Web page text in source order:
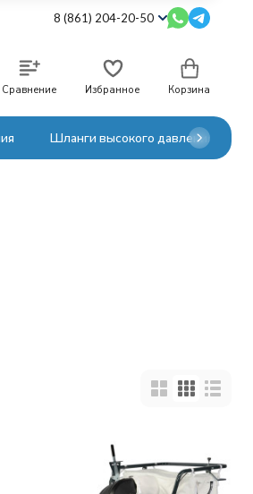
8 (861) 204-20-50
Сравнение Избранное Корзина
Шланги высокого давления